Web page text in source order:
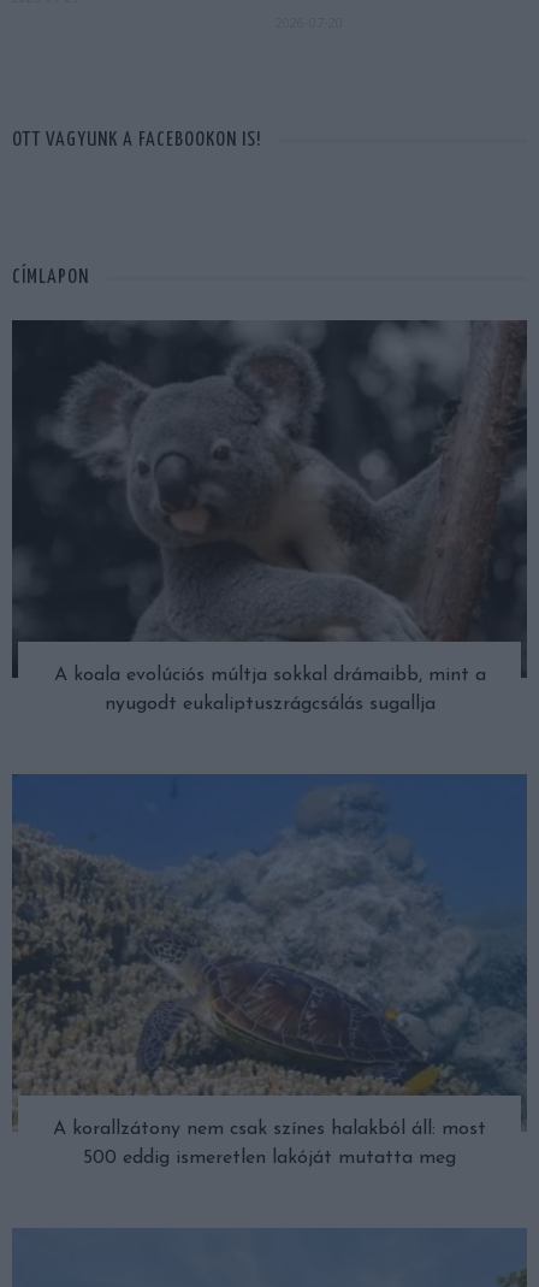
OTT VAGYUNK A FACEBOOKON IS!
CÍMLAPON
A koala evolúciós múltja sokkal drámaibb, mint a
nyugodt eukaliptuszrágcsálás sugallja
A korallzátony nem csak színes halakból áll: most
500 eddig ismeretlen lakóját mutatta meg